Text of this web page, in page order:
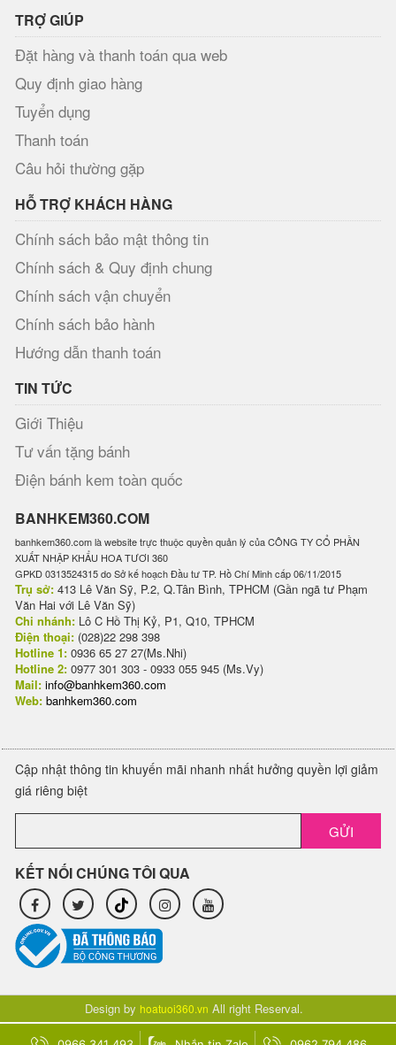
TRỢ GIÚP
Đặt hàng và thanh toán qua web
Quy định giao hàng
Tuyển dụng
Thanh toán
Câu hỏi thường gặp
HỖ TRỢ KHÁCH HÀNG
Chính sách bảo mật thông tin
Chính sách & Quy định chung
Chính sách vận chuyển
Chính sách bảo hành
Hướng dẫn thanh toán
TIN TỨC
Giới Thiệu
Tư vấn tặng bánh
Điện bánh kem toàn quốc
BANHKEM360.COM
banhkem360.com là website trực thuộc quyền quản lý của CÔNG TY CỔ PHẦN
XUẤT NHẬP KHẨU HOA TƯƠI 360
GPKD 0313524315 do Sở kế hoạch Đầu tư TP. Hồ Chí Minh cấp 06/11/2015
Trụ sở: 413 Lê Văn Sỹ, P.2, Q.Tân Bình, TPHCM (Gần ngã tư Phạm
Văn Hai với Lê Văn Sỹ)
Chi nhánh: Lô C Hồ Thị Kỷ, P1, Q10, TPHCM
Điện thoại: (028)22 298 398
Hotline 1: 0936 65 27 27(Ms.Nhi)
Hotline 2: 0977 301 303 - 0933 055 945 (Ms.Vy)
Mail: info@banhkem360.com
Web: banhkem360.com
Cập nhật thông tin khuyến mãi nhanh nhất hưởng quyền lợi giảm
giá riêng biệt
GỬI
KẾT NỐI CHÚNG TÔI QUA
Design by hoatuoi360.vn All right Reserval.